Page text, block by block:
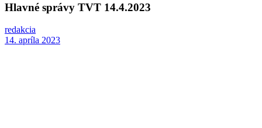
Hlavné správy TVT 14.4.2023
redakcia
14. apríla 2023